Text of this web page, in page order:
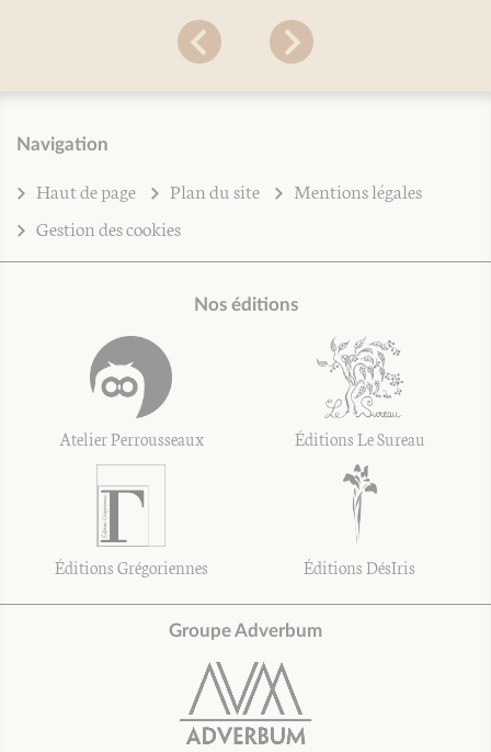
Navigation
Haut de page Plan du site
Mentions légales
Gestion des cookies
Nos éditions
Atelier Perrousseaux Éditions Le Sureau
Éditions Grégoriennes Éditions DésIris
Groupe Adverbum